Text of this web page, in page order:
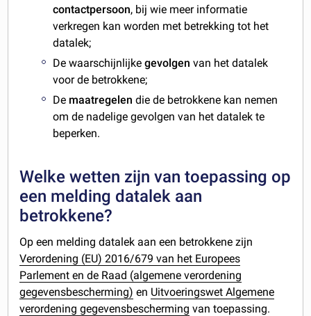
contactpersoon, bij wie meer informatie
verkregen kan worden met betrekking tot het
datalek;
De waarschijnlijkegevolgen van het datalek
voor de betrokkene;
De maatregelen die de betrokkene kan nemen
om de nadelige gevolgen van het datalek te
beperken.
Welke wetten zijn van toepassing op
een melding datalek aan
betrokkene?
Op een melding datalek aan een betrokkene zijn
Verordening (EU) 2016/679 van het Europees
Parlement en de Raad (algemene verordening
gegevensbescherming) en Uitvoeringswet Algemene
verordening gegevensbescherming van toepassing.